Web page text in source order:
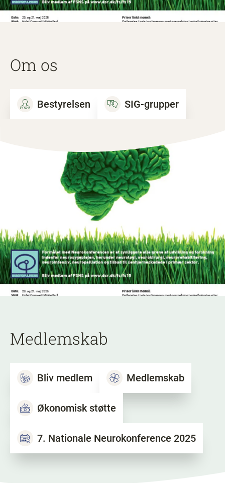
Om os
Bestyrelsen SIG-grupper
Medlemskab
Bliv medlem Medlemskab
Økonomisk støtte
7. Nationale Neurokonference 2025